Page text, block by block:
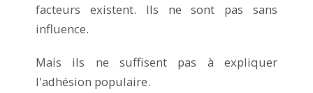
facteurs existent. Ils ne sont pas sans
influence.
Mais ils ne suffisent pas à expliquer
l'adhésion populaire.